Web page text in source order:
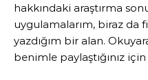
hakkındaki araştırma
uygulamalarım, biraz da
yazdığım bir alan.
benimle paylaştığınız